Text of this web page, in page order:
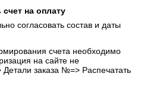
счет на оплату
согласовать состав и даты
счета необходимо
на сайте не
Детали заказа №=> Распечатать